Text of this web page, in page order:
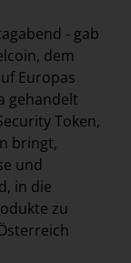
- gab
dem
Europas
gehandelt
Token,
bringt,
und
in die
zu